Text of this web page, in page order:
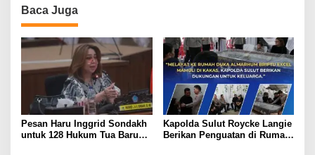
Baca Juga
Pesan Haru Inggrid Sondakh
untuk 128 Hukum Tua Baru
Kapolda Sulut Roycke Langie
Berikan Penguatan di Rumah